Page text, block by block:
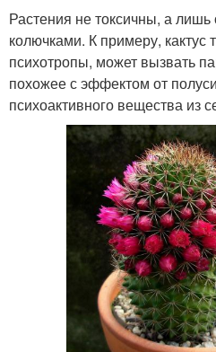
Растения не токсичны, а
колючками. К примеру, кактус
психотропы, может вызвать
похожее с эффектом от
психоактивного вещества из